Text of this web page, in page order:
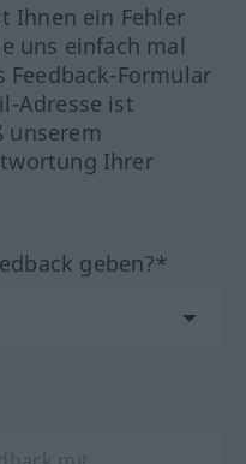
Ihnen ein Fehler
uns einfach mal
Feedback-Formular
Adresse ist
unserem
Ihrer
geben?*